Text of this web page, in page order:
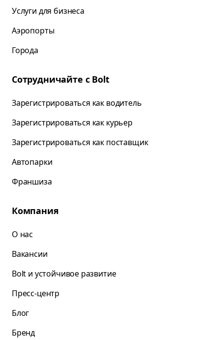
Услуги для бизнеса
Аэропорты
Города
Сотрудничайте с Bolt
Зарегистрироваться как водитель
Зарегистрироваться как курьер
Зарегистрироваться как поставщик
Автопарки
Франшиза
Компания
О нас
Вакансии
Bolt и устойчивое развитие
Пресс-центр
Блог
Бренд